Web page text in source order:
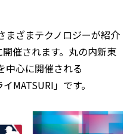
ざまテクノロジーが紹介
催されます。丸の内新東
中心に開催される
MATSURI」です。